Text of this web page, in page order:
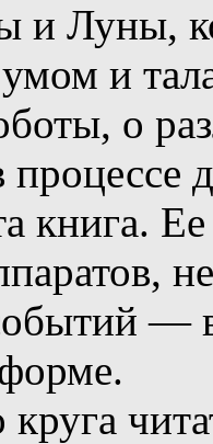
и Луны,
и
о
книга.
—